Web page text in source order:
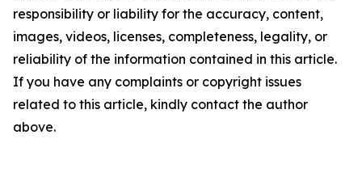
responsibility or liability for the accuracy, content,
images, videos, licenses, completeness, legality, or
reliability of the information contained in this article.
If you have any complaints or copyright issues
related to this article, kindly contact the author
above.